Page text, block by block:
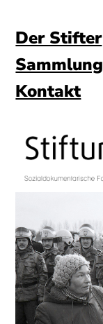
Der Stifter
Sammlung
Kontakt